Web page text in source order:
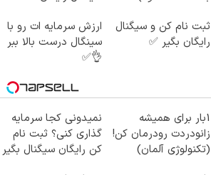
ثبت نام کن و سیگنال
رایگان بگیر ✅
ارزش سرمایه ات رو با
سینگال درست بالا ببر
👌✅
1بار برای همیشه
زانودردت رودرمان کن!
(تکنولوژی آلمان)
نمیدونی کجا سرمایه
گذاری کنی؟ ثبت نام
کن رایگان سیگنال بگیر